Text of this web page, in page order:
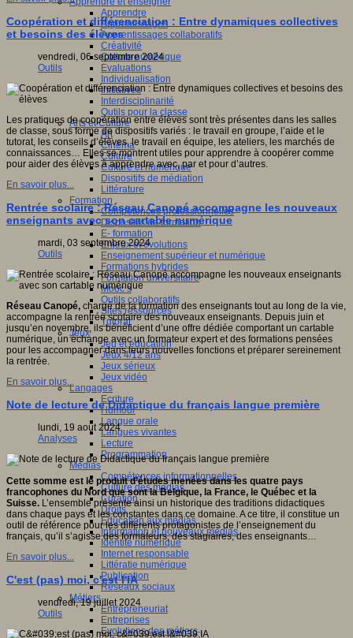
Apprendre
Apprentissages
Apprentissages collaboratifs
Créativité
Culture numérique
Evaluations
Individualisation
Initiatives
Interdisciplinarité
Outils pour la classe
Arts et Culture
Art
Cinéma
Culture
Culture et numérique
Dispositifs de médiation
Littérature
Formation
Compétences professionnelles
Dispositifs de formation
E- formation
Enjeux et évolutions
Enseignement supérieur et numérique
Formations hybrides
Formation universitaire
Mooc’s
Outils collaboratifs
Sites ressources
Tutorat
Jeux
Jeu et éducation
Jeux 4/12 ans
Jeux sérieux
Jeux vidéo
Langages
Ecriture
Humour
Langue orale
Langues vivantes
Lecture
Programmation
Médias
Compétences informationnelles
Culture des médias
Curation
Droits
Education aux médias
Information et nouveaux médias
Identité numérique
Internet responsable
Littératie numérique
Publication
Réseaux sociaux
Métiers
Entrepreneuriat
Entreprises
Evolutions des métiers
Coopération et différenciation : Entre dynamiques collectives
et besoins des élèves
vendredi, 06 septembre 2024
Outils
Les pratiques de coopération entre élèves sont très présentes dans les salles
de classe, sous forme de dispositifs variés : le travail en groupe, l’aide et le
tutorat, les conseils d’élèves, le travail en équipe, les ateliers, les marchés de
connaissances… Elles se montrent utiles pour apprendre à coopérer comme
pour aider des élèves à apprendre avec, par et pour d’autres.
En savoir plus...
Rentrée scolaire : Réseau Canopé accompagne les nouveaux
enseignants avec son cartable numérique
mardi, 03 septembre 2024
Outils
Réseau Canopé, chargé de la formation des enseignants tout au long de la vie,
accompagne la rentrée scolaire des nouveaux enseignants. Depuis juin et
jusqu’en novembre, ils bénéficient d’une offre dédiée comportant un cartable
numérique, un échange avec un formateur expert et des formations pensées
pour les accompagner dans leurs nouvelles fonctions et préparer sereinement
la rentrée.
En savoir plus...
Note de lecture de Didactique du français langue première
lundi, 19 août 2024
Analyses
Cette somme est le produit d’études menées dans les quatre pays
francophones du Nord que sont la Belgique, la France, le Québec et la
Suisse. L’ensemble présente ainsi un historique des traditions didactiques
dans chaque pays et les constantes dans ce domaine. A ce titre, il constitue un
outil de référence pour les différents protagonistes de l’enseignement du
français, qu’il s’agisse des formateurs, des stagiaires, des enseignants…
En savoir plus...
C'est (pas) moi, c'est l'IA
vendredi, 19 juillet 2024
Outils